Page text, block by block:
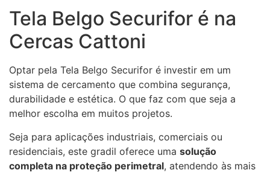
Tela Belgo Securifor é na
Cercas Cattoni
Optar pela Tela Belgo Securifor é investir em um
sistema de cercamento que combina segurança,
durabilidade e estética. O que faz com que seja a
melhor escolha em muitos projetos.
Seja para aplicações industriais, comerciais ou
residenciais, este gradil oferece uma solução
completa na proteção perimetral, atendendo às mais